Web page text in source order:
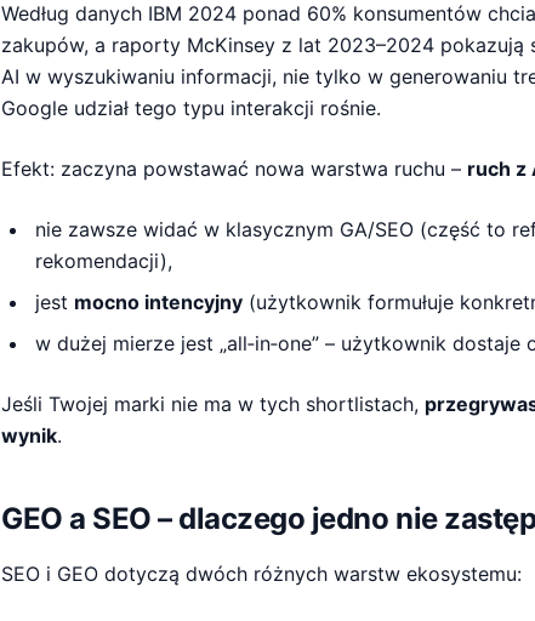
Według danych IBM 2024 ponad 60% konsumentów
zakupów, a raporty McKinsey z lat 2023–2024
AI w wyszukiwaniu informacji, nie tylko w generowaniu
Google udział tego typu interakcji rośnie.
Efekt: zaczyna powstawać nowa warstwa ruchu – ruch z
nie zawsze widać w klasycznym GA/SEO (część to
rekomendacji),
jest mocno intencyjny (użytkownik formułuje
w dużej mierze jest „all‑in‑one” – użytkownik
Jeśli Twojej marki nie ma w tych shortlistach,
wynik.
GEO a SEO – dlaczego jedno nie
SEO i GEO dotyczą dwóch różnych warstw ekosystemu: